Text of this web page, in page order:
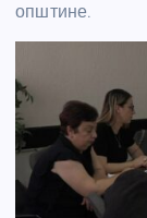
општине.